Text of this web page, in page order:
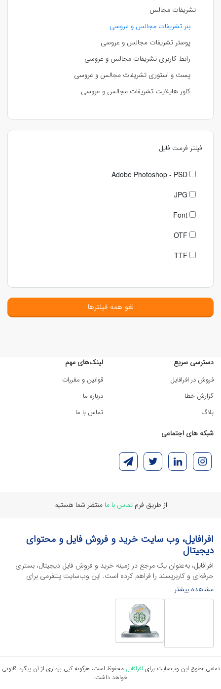
تشریفات مجالس
بنر تشریفات مجالس و عروسی
پوستر تشریفات مجالس و عروسی
رابط کاربری تشریفات مجالس و عروسی
پست و استوری تشریفات مجالس و عروسی
کاور هایلایت تشریفات مجالس و عروسی
فیلتر فرمت فایل
Adobe Photoshop - PSD
JPG
Font
OTF
TTF
لغو همه فیلترها
دسترسی سریع
فروش در افرافایل
گزارش خطا
بلاگ
لینک‌های مهم
قوانین و مقررات
درباره ما
تماس با ما
شبکه های اجتماعی
از طریق فرمتماس با ما منتظر شما هستیم
افرافایل، وب سایت خرید و فروش فایل و محتوای
دیجیتال
افرافایل، به‌عنوان یک مرجع در زمینه خرید و فروش فایل دیجیتال، بستری
حرفه‌ای و کاربرپسند را فراهم کرده است. این وب‌سایت‌ پلتفرمی برای
طراحان، دانشجویان و فریلنسرها ایجاد می‌کند تا به راحتی محصولات
دیجیتال خود را به فروش رسانده یا از محتواهایی باکیفیت برای پیشبرد
اهدافشان استفاده کنند.
این سایت با ارائه تنوع گسترده‌ای از محصولات دیجیتال از انواع فایل های
لایه باز نرم افراهای ادیت ویدئو گرفته تا فایل لایه باز فتوشاپ، ایلاستریتور و
اکسل گرفته تا قالب‌های ارائه پاورپوینت به کاربران کمک می‌کند تا زمان و
هزینه‌های خود را کاهش داده و به سرعت پروژه‌های خود را تکمیل کنند. در
ادامه، به معرفی گوشه‌ای از محصولات افرافایل پرداخته‌ایم:
مشاهده بیشتر...
تمامی حقوق این وب‌سایت برای افرافایل محفوظ است، هرگونه کپی برداری از آن پیگرد قانونی
خواهد داشت.